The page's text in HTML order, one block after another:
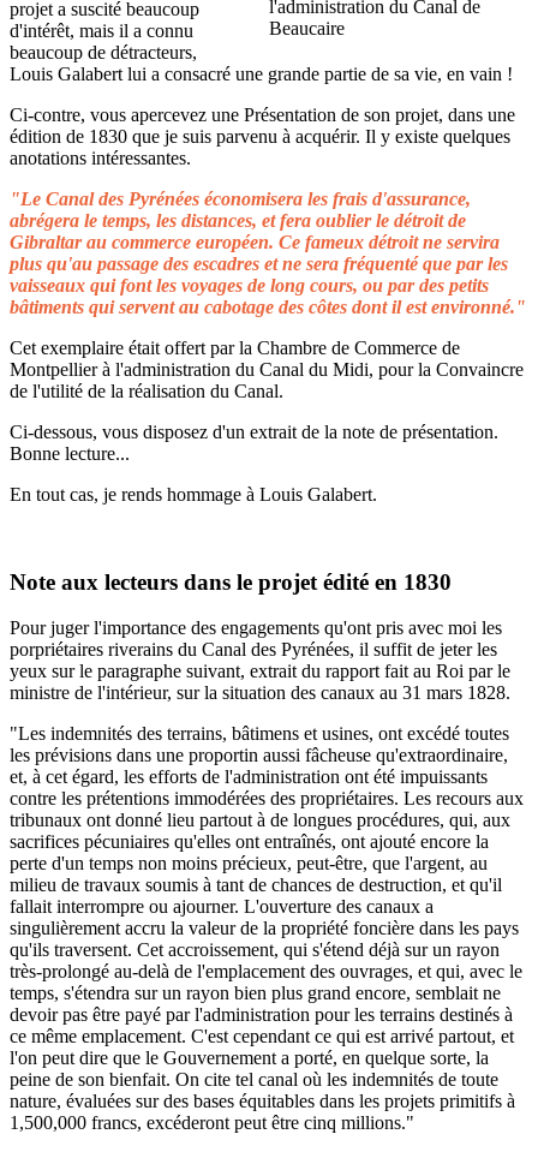
projet a suscité beaucoup
d'intérêt, mais il a connu
beaucoup de détracteurs,
Louis Galabert lui a consacré une grande partie de sa vie, en vain !
Ci-contre, vous apercevez une Présentation de son projet, dans une
édition de 1830 que je suis parvenu à acquérir. Il y existe quelques
anotations intéressantes.
"Le Canal des Pyrénées économisera les frais d'assurance,
abrégera le temps, les distances, et fera oublier le détroit de
Gibraltar au commerce européen. Ce fameux détroit ne servira
plus qu'au passage des escadres et ne sera fréquenté que par les
vaisseaux qui font les voyages de long cours, ou par des petits
bâtiments qui servent au cabotage des côtes dont il est environné."
Cet exemplaire était offert par la Chambre de Commerce de
Montpellier à l'administration du Canal du Midi, pour la Convaincre
de l'utilité de la réalisation du Canal.
Ci-dessous, vous disposez d'un extrait de la note de présentation.
Bonne lecture...
En tout cas, je rends hommage à Louis Galabert.
Note aux lecteurs dans le projet édité en 1830
Pour juger l'importance des engagements qu'ont pris avec moi les
porpriétaires riverains du Canal des Pyrénées, il suffit de jeter les
yeux sur le paragraphe suivant, extrait du rapport fait au Roi par le
ministre de l'intérieur, sur la situation des canaux au 31 mars 1828.
"Les indemnités des terrains, bâtimens et usines, ont excédé toutes
les prévisions dans une proportin aussi fâcheuse qu'extraordinaire,
et, à cet égard, les efforts de l'administration ont été impuissants
contre les prétentions immodérées des propriétaires. Les recours aux
tribunaux ont donné lieu partout à de longues procédures, qui, aux
sacrifices pécuniaires qu'elles ont entraînés, ont ajouté encore la
perte d'un temps non moins précieux, peut-être, que l'argent, au
milieu de travaux soumis à tant de chances de destruction, et qu'il
fallait interrompre ou ajourner. L'ouverture des canaux a
singulièrement accru la valeur de la propriété foncière dans les pays
qu'ils traversent. Cet accroissement, qui s'étend déjà sur un rayon
très-prolongé au-delà de l'emplacement des ouvrages, et qui, avec le
temps, s'étendra sur un rayon bien plus grand encore, semblait ne
devoir pas être payé par l'administration pour les terrains destinés à
ce même emplacement. C'est cependant ce qui est arrivé partout, et
l'on peut dire que le Gouvernement a porté, en quelque sorte, la
peine de son bienfait. On cite tel canal où les indemnités de toute
nature, évaluées sur des bases équitables dans les projets primitifs à
1,500,000 francs, excéderont peut être cinq millions."